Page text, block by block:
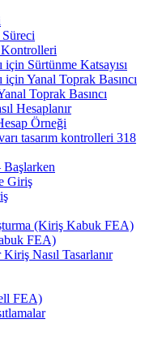
Süreci
için Sürtünme Katsayısı
için Yanal Toprak Basıncı
Toprak Basıncı
Hesaplanır
Örneği
tasarım kontrolleri 318
Giriş
(Kiriş Kabuk FEA)
FEA)
Nasıl Tasarlanır
FEA)